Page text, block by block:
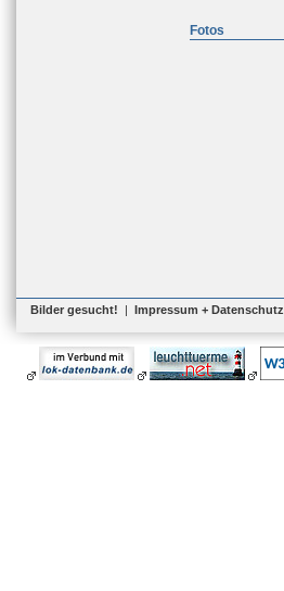
Fotos
Bilder gesucht! | Impressum + Datenschutz